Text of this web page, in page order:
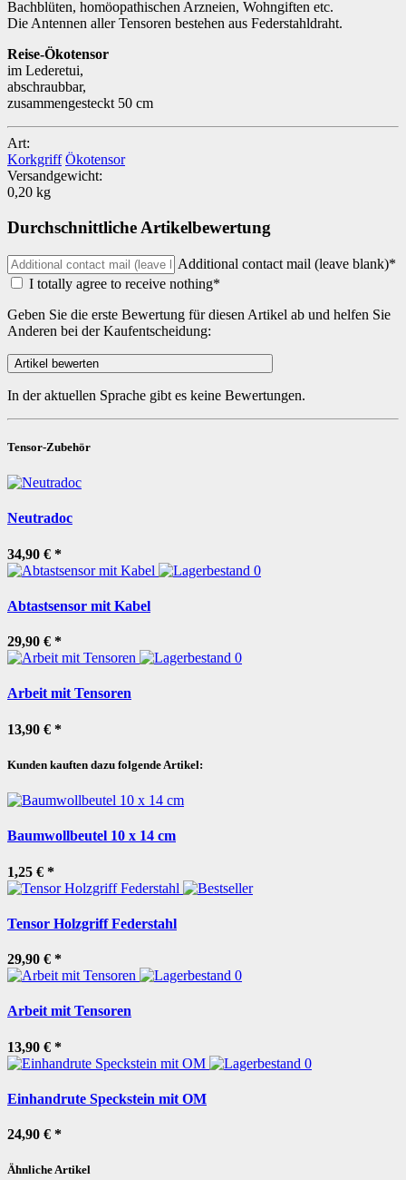
Bachblüten, homöopathischen Arzneien, Wohngiften etc.
Die Antennen aller Tensoren bestehen aus Federstahldraht.
Reise-Ökotensor
im Lederetui,
abschraubbar,
zusammengesteckt 50 cm
Art:
Korkgriff Ökotensor
Versandgewicht:
0,20 kg
Durchschnittliche Artikelbewertung
Additional contact mail (leave blank)*
I totally agree to receive nothing*
Geben Sie die erste Bewertung für diesen Artikel ab und helfen Sie
Anderen bei der Kaufentscheidung:
In der aktuellen Sprache gibt es keine Bewertungen.
Tensor-Zubehör
Neutradoc
34,90 € *
Abtastsensor mit Kabel
29,90 € *
Arbeit mit Tensoren
13,90 € *
Kunden kauften dazu folgende Artikel:
Baumwollbeutel 10 x 14 cm
1,25 € *
Tensor Holzgriff Federstahl
29,90 € *
Arbeit mit Tensoren
13,90 € *
Einhandrute Speckstein mit OM
24,90 € *
Ähnliche Artikel